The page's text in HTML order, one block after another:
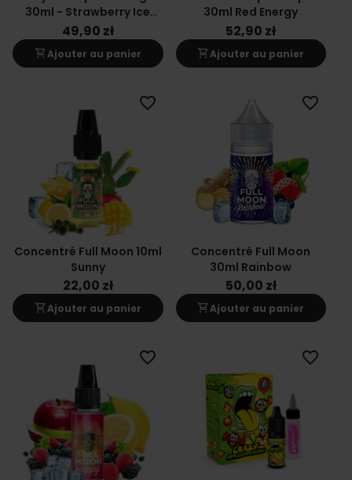
30ml - Strawberry Ice
Cream
49,90 zł
shopping_cartAjouter au panier
30ml Red Energy
52,90 zł
shopping_cartAjouter au panier
Concentré Full Moon 10ml
Sunny
22,00 zł
shopping_cartAjouter au panier
favorite_border
Concentré Full Moon
30ml Rainbow
50,00 zł
shopping_cartAjouter au panier
favorite_border
favorite_border favorite_border